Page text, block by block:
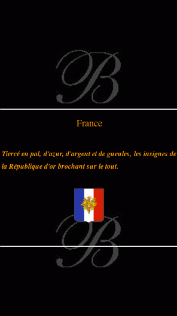
France
Tiercé en pal, d'azur, d'argent et de gueules, les insignes de
la République d'or brochant sur le tout.